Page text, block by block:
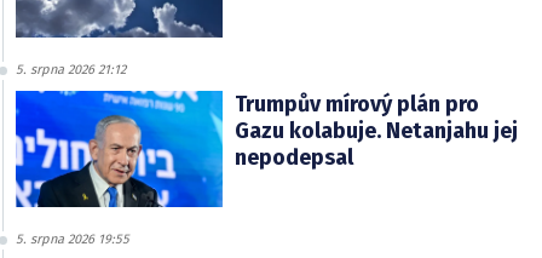
5. srpna 2026 21:12
Trumpův mírový plán pro
Gazu kolabuje. Netanjahu jej
nepodepsal
5. srpna 2026 19:55